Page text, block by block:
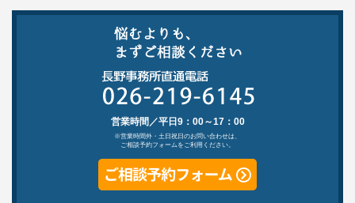
営業時間／平日9：00～17：00
※営業時間外・土日祝日のお問い合わせは、
ご相談予約フォームをご利用ください。